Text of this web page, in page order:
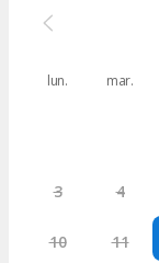
lun. mar.
3 4
10 11